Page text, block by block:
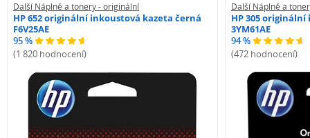
Další Náplně a tonery - originální
HP 652 originální inkoustová kazeta černá
F6V25AE
95 %
(1 820 hodnocení)
Další Náplně a
HP 305
3YM61AE
94 %
(472 hodnocení)